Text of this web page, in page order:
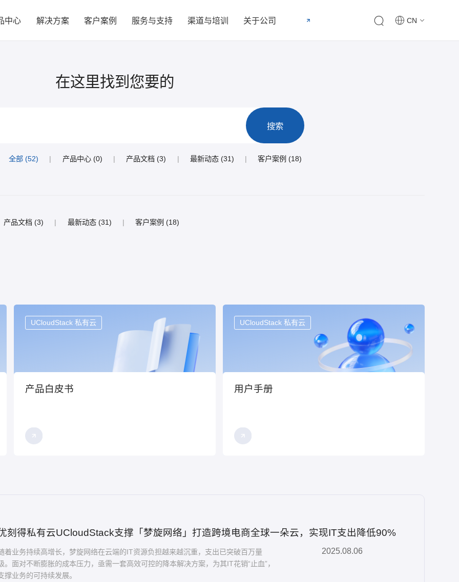
中心 解决方案 客户案例 服务与支持 渠道与培训 关于公司 CN
在这里找到您要的
搜索
全部 (52) | 产品中心 (0) | 产品文档 (3) | 最新动态 (31) | 客户案例 (18)
产品文档 (3) | 最新动态 (31) | 客户案例 (18)
UCloudStack 私有云
产品白皮书
UCloudStack 私有云
用户手册
刻得私有云UCloudStack支撑「梦旋网络」打造跨境电商全球一朵云，实现IT支出降低90%
着业务持续高增长，梦旋网络在云端的IT资源负担越来越沉重，支出已突破百万量
。面对不断膨胀的成本压力，亟需一套高效可控的降本解决方案，为其IT花销“止血”，
撑业务的可持续发展。
2025.08.06